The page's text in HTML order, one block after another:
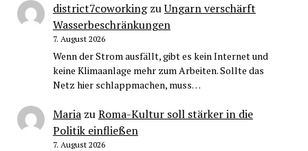
district7coworkingzuUngarn verschärft
Wasserbeschränkungen
7. August 2026
Wenn der Strom ausfällt, gibt es kein Internet und
keine Klimaanlage mehr zum Arbeiten. Sollte das
Netz hier schlappmachen, muss…
MariazuRoma-Kultur soll stärker in die
Politik einfließen
7. August 2026